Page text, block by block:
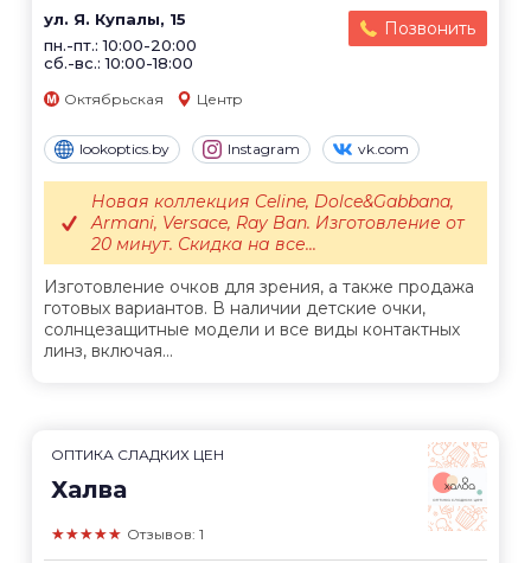
ул. Я. Купалы, 15
пн.-пт.: 10:00-20:00
сб.-вс.: 10:00-18:00
Позвонить
Октябрьская Центр
lookoptics.by Instagram vk.com
Изготовление очков для зрения, а также продажа
готовых вариантов. В наличии детские очки,
солнцезащитные модели и все виды контактных
линз, включая...
Новая коллекция Celine, Dolce&Gabbana,
Armani, Versace, Ray Ban. Изготовление от
20 минут. Скидка на все...
ОПТИКА СЛАДКИХ ЦЕН
Халва
★★★★★ Отзывов: 1